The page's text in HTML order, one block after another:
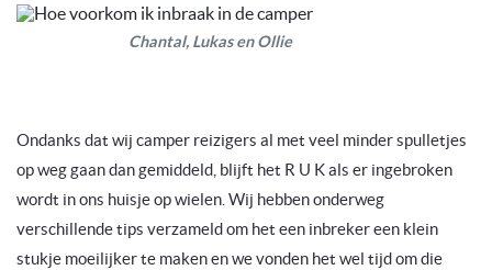
Chantal, Lukas en Ollie
Ondanks dat wij camper reizigers al met veel minder spulletjes
op weg gaan dan gemiddeld, blijft het R U K als er ingebroken
wordt in ons huisje op wielen. Wij hebben onderweg
verschillende tips verzameld om het een inbreker een klein
stukje moeilijker te maken en we vonden het wel tijd om die